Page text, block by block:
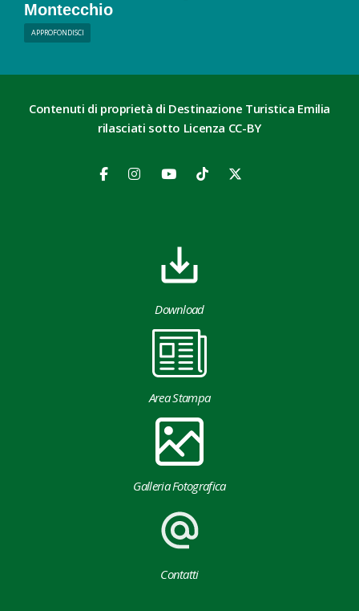
Montecchio
APPROFONDISCI
Contenuti di proprietà di Destinazione Turistica Emilia
rilasciati sotto Licenza CC-BY
Download
Area Stampa
Galleria Fotografica
Contatti